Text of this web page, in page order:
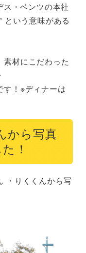
ス・ベンツの本社
という意味がある
材にこだわった
す！※ディナーは
から写真
！
・りくくんから写